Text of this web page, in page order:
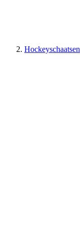
Hockeyschaatsen